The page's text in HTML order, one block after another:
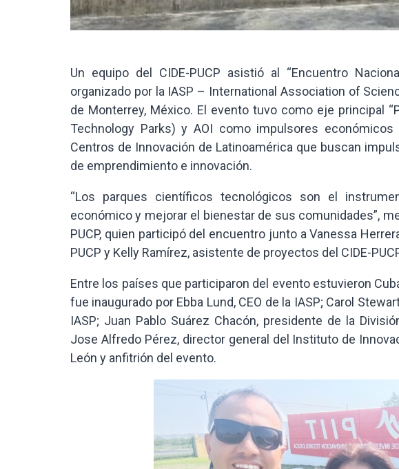
Un equipo del CIDE-PUCP asistió al “Encuentro
organizado por la IASP – International Association of
de Monterrey, México. El evento tuvo como eje principal
Technology Parks) y AOI como impulsores
Centros de Innovación de Latinoamérica que buscan
de emprendimiento e innovación.
“Los parques científicos tecnológicos son el
económico y mejorar el bienestar de sus comunidades”,
PUCP, quien participó del encuentro junto a Vanessa
PUCP y Kelly Ramírez, asistente de proyectos del CIDE-
Entre los países que participaron del evento estuvieron
fue inaugurado por Ebba Lund, CEO de la IASP; Carol
IASP; Juan Pablo Suárez Chacón, presidente de la
Jose Alfredo Pérez, director general del Instituto de
León y anfitrión del evento.